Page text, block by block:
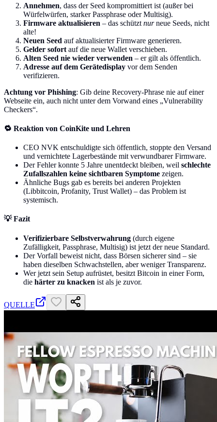
Annehmen, dass der Seed kompromittiert ist (außer bei
Würfelwürfen, starker Passphrase oder Multisig).
Firmware aktualisieren – das schützt nurneue Seeds, nicht
alte!
Neuen Seed auf aktualisierter Firmware generieren.
Gelder sofort auf die neue Wallet verschieben.
Alten Seed nie wieder verwenden – er gilt als öffentlich.
Adresse auf dem Gerätedisplay vor dem Senden
verifizieren.
Achtung vor Phishing: Gib deine Recovery-Phrase nie auf einer
Webseite ein, auch nicht unter dem Vorwand eines „Vulnerability
Checkers“.
🔁 Reaktion von CoinKite und Lehren
CEO NVK entschuldigte sich öffentlich, stoppte den Versand
und vernichtete Lagerbestände mit verwundbarer Firmware.
Der Fehler konnte 5 Jahre unentdeckt bleiben, weil schlechte
Zufallszahlen keine sichtbaren Symptome zeigen.
Ähnliche Bugs gab es bereits bei anderen Projekten
(Libbitcoin, Profanity, Trust Wallet) – das Problem ist
systemisch.
💡 Fazit
Verifizierbare Selbstverwahrung (durch eigene
Zufälligkeit, Passphrase, Multisig) ist jetzt der neue Standard.
Der Vorfall beweist nicht, dass Börsen sicherer sind – sie
haben dieselben Schwachstellen, aber weniger Transparenz.
Wer jetzt sein Setup aufrüstet, besitzt Bitcoin in einer Form,
die härter zu knacken ist als je zuvor.
QUELLE